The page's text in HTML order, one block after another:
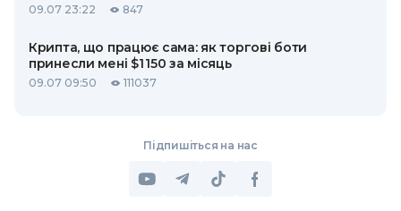
09.07 23:22 847
Крипта, що працює сама: як торгові боти
принесли мені $1 150 за місяць
09.07 09:50 111037
Підпишіться на нас